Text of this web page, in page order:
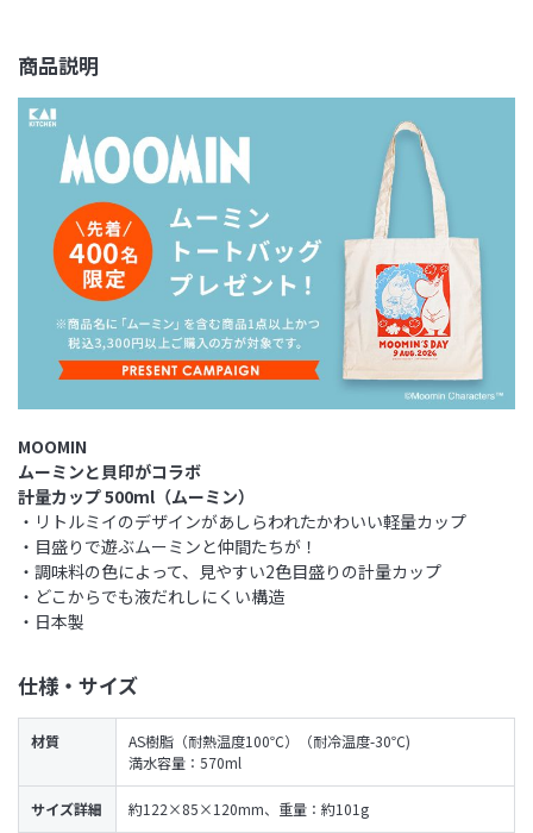
商品説明
MOOMIN
ムーミンと貝印がコラボ
計量カップ 500ml（ムーミン）
・リトルミイのデザインがあしらわれたかわいい軽量カップ
・目盛りで遊ぶムーミンと仲間たちが！
・調味料の色によって、見やすい2色目盛りの計量カップ
・どこからでも液だれしにくい構造
・日本製
仕様・サイズ
材質
AS樹脂（耐熱温度100℃）（耐冷温度-30℃)
満水容量：570ml
サイズ詳細 約122×85×120mm、重量：約101g